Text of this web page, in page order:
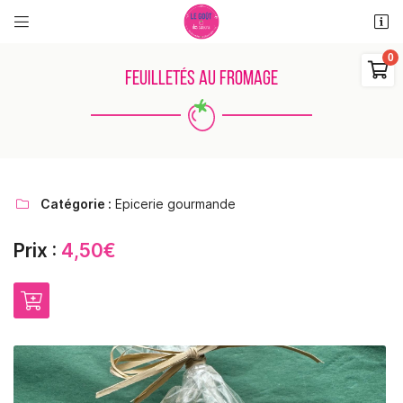
 

 Rafraîchir le captcha
FEUILLETÉS AU FROMAGE
 Catégorie : Epicerie gourmande
Prix : 4,50€